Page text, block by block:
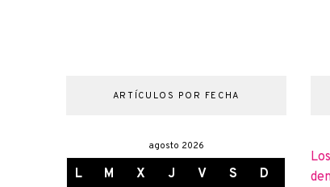
ARTÍCULOS POR FECHA
agosto 2026
L M X J V S D